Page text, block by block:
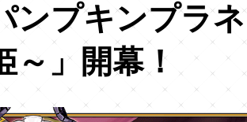
ンプキンプラ
～」開幕！